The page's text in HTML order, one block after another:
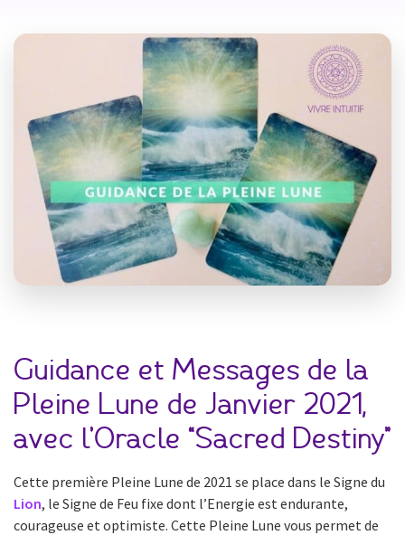
Guidance et Messages de la
Pleine Lune de Janvier 2021,
avec l’Oracle “Sacred Destiny”
Cette première Pleine Lune de 2021 se place dans le Signe du
Lion, le Signe de Feu fixe dont l’Energie est endurante,
courageuse et optimiste. Cette Pleine Lune vous permet de